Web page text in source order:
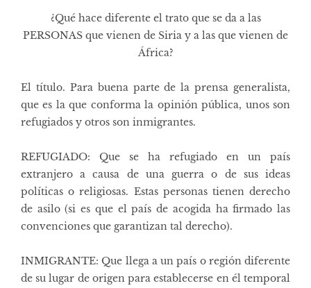
¿Qué hace diferente el trato que se da a las
PERSONAS que vienen de Siria y a las que vienen de
África?
El título. Para buena parte de la prensa generalista,
que es la que conforma la opinión pública, unos son
refugiados y otros son inmigrantes.
REFUGIADO: Que se ha refugiado en un país
extranjero a causa de una guerra o de sus ideas
políticas o religiosas. Estas personas tienen derecho
de asilo (si es que el país de acogida ha firmado las
convenciones que garantizan tal derecho).
INMIGRANTE: Que llega a un país o región diferente
de su lugar de origen para establecerse en él temporal